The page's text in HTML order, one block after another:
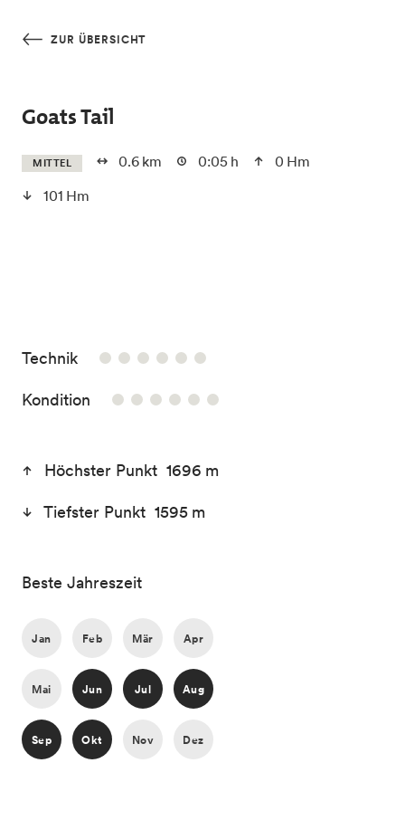
ZUR ÜBERSICHT
Goats Tail
MITTEL 0.6 km 0:05 h
0 Hm
101 Hm
Technik/6
Kondition
Höchster Punkt 1696 m
Tiefster Punkt 1595 m
Beste Jahreszeit
Jan Feb Mär Apr
Mai Jun Jul Aug
Sep Okt Nov Dez